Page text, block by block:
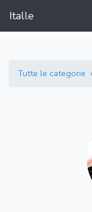
Italle
Tutte le categorie